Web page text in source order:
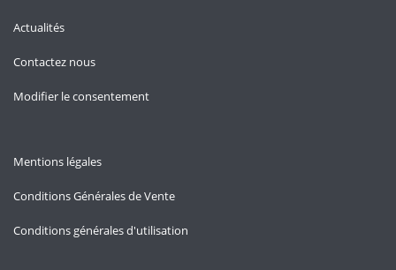
Actualités
Contactez nous
Modifier le consentement
Mentions légales
Conditions Générales de Vente
Conditions générales d'utilisation